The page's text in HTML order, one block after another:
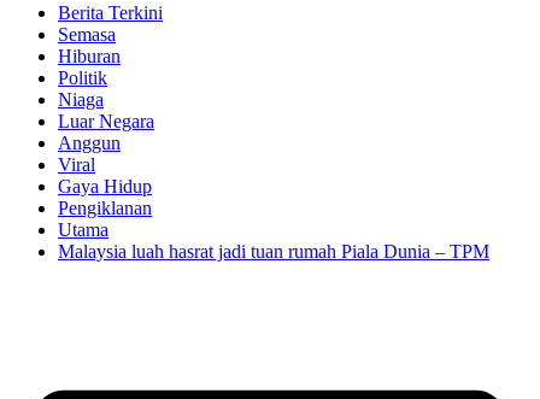
Berita Terkini
Semasa
Hiburan
Politik
Niaga
Luar Negara
Anggun
Viral
Gaya Hidup
Pengiklanan
Utama
Malaysia luah hasrat jadi tuan rumah Piala Dunia – TPM